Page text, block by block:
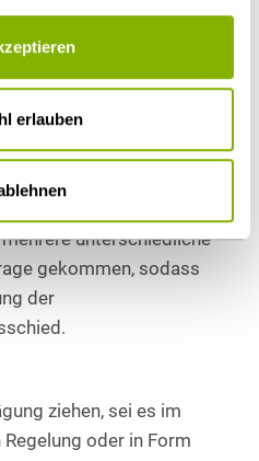
erlauben
Betriebsvereinbarung und
durch eine
Dies ist nach der
nur möglich, wenn für die
eine einzige
unterschiedliche
gekommen, sodass
der
ziehen, sei es im
oder in Form